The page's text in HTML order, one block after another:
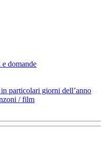
domande
particolari giorni dell’anno
/ film